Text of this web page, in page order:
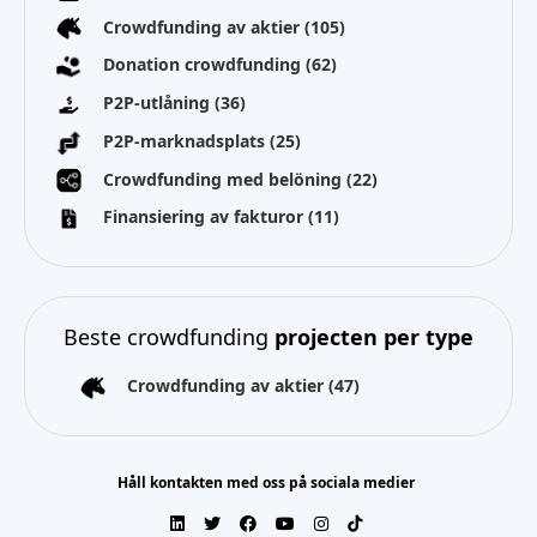
Crowdfunding av aktier (105)
Donation crowdfunding (62)
P2P-utlåning (36)
P2P-marknadsplats (25)
Crowdfunding med belöning (22)
Finansiering av fakturor (11)
Beste crowdfunding projecten per type
Crowdfunding av aktier (47)
Håll kontakten med oss på sociala medier